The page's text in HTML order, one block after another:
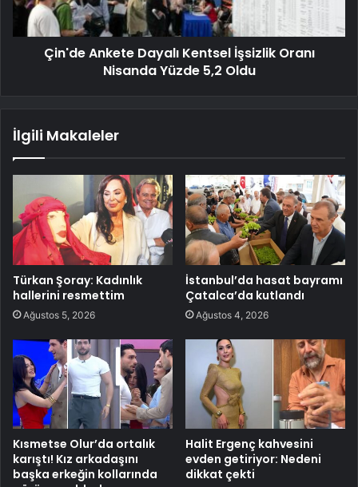
Çin'de Ankete Dayalı Kentsel İşsizlik Oranı
Nisanda Yüzde 5,2 Oldu
İlgili Makaleler
Türkan Şoray: Kadınlık
hallerini resmettim
Ağustos 5, 2026
İstanbul’da hasat bayramı
Çatalca’da kutlandı
Ağustos 4, 2026
Kısmetse Olur’da ortalık
karıştı! Kız arkadaşını
başka erkeğin kollarında
Halit Ergenç kahvesini
evden getiriyor: Nedeni
dikkat çekti